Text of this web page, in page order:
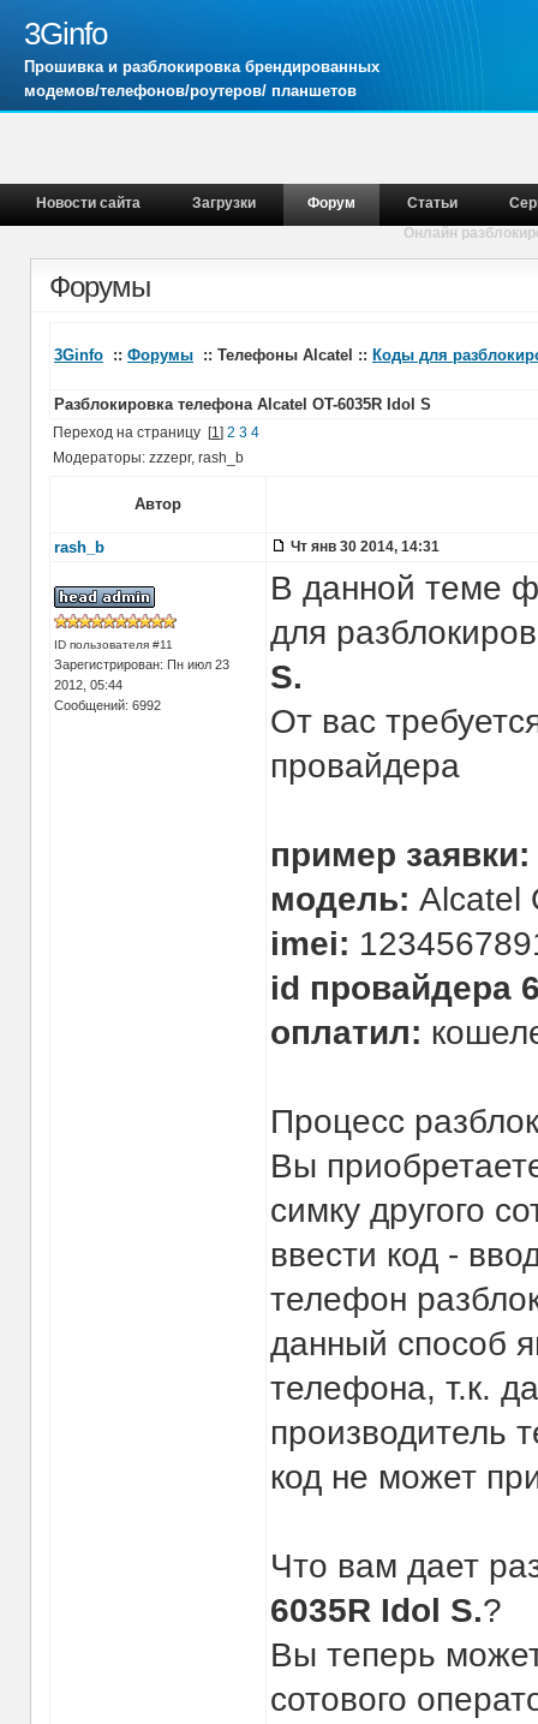
3Ginfo
Прошивка и разблокировка брендированных
модемов/телефонов/роутеров/ планшетов
Новости сайта Загрузки Форум Статьи
Онлайн
Форумы
3Ginfo :: Форумы :: Телефоны Alcatel :: Коды для
Разблокировка телефона Alcatel OT-6035R Idol S
Переход на страницу [1] 2 3 4
Модераторы: zzzepr, rash_b
Автор
rash_b Чт янв 30 2014, 14:31
ID пользователя #11
Зарегистрирован: Пн июл 23
2012, 05:44
Сообщений: 6992
В данной теме
для
S.
От вас
провайдера
пример заявки:
модель: Alcatel
imei:
id провайдера
оплатил:
Процесс
Вы
симку другого
ввести код -
телефон
данный способ
телефона, т.к.
производитель
код не может
Что вам дает
6035R Idol S.?
Вы теперь
сотового